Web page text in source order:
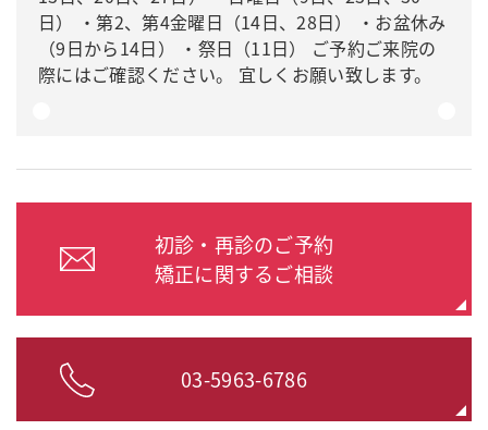
日） ・第2、第4金曜日（14日、28日） ・お盆休み
（9日から14日） ・祭日（11日） ご予約ご来院の
際にはご確認ください。 宜しくお願い致します。
初診・再診のご予約
矯正に関するご相談
03-5963-6786